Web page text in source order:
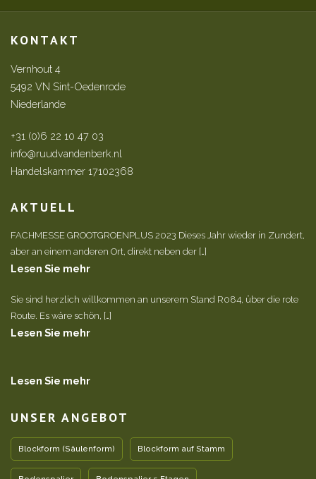
KONTAKT
Vernhout 4
5492 VN Sint-Oedenrode
Niederlande
+31 (0)6 22 10 47 03
info@ruudvandenberk.nl
Handelskammer 17102368
AKTUELL
FACHMESSE GROOTGROENPLUS 2023 Dieses Jahr wieder in Zundert,
aber an einem anderen Ort, direkt neben der […]
Lesen Sie mehr
Sie sind herzlich willkommen an unserem Stand R084, über die rote
Route. Es wäre schön, […]
Lesen Sie mehr
Lesen Sie mehr
UNSER ANGEBOT
Blockform (Säulenform) Blockform auf Stamm